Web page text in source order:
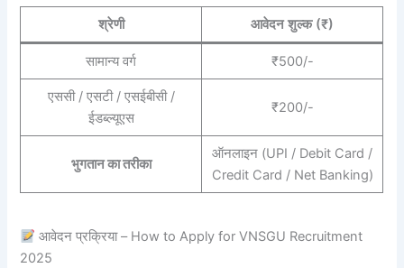
श्रेणी आवेदन शुल्क (₹)
सामान्य वर्ग ₹500/-
एससी / एसटी / एसईबीसी /
ईडब्ल्यूएस
₹200/-
भुगतान का तरीका
ऑनलाइन (UPI / Debit Card /
Credit Card / Net Banking)
आवेदन प्रक्रिया – How to Apply for VNSGU Recruitment
2025